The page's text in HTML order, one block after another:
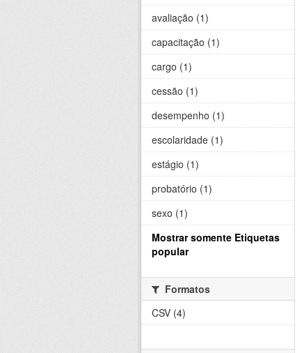
avaliação (1)
capacitação (1)
cargo (1)
cessão (1)
desempenho (1)
escolaridade (1)
estágio (1)
probatório (1)
sexo (1)
Mostrar somente Etiquetas
popular
Formatos
CSV (4)